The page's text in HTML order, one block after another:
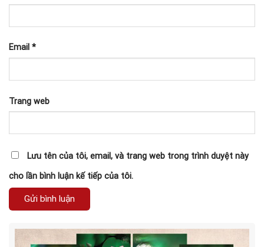
Email *
Trang web
Lưu tên của tôi, email, và trang web trong trình duyệt này
cho lần bình luận kế tiếp của tôi.